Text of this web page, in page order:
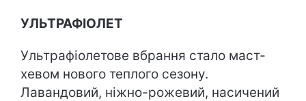
УЛЬТРАФІОЛЕТ
Ультрафіолетове вбрання стало маст-
хевом нового теплого сезону.
Лавандовий, ніжно-рожевий, насичений